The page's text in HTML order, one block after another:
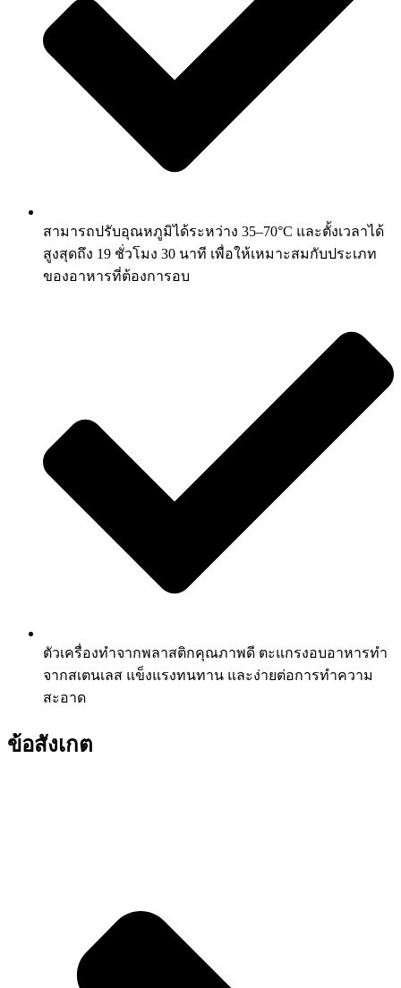
สามารถปรับอุณหภูมิได้ระหว่าง 35–70°C และตั้งเวลาได้
สูงสุดถึง 19 ชั่วโมง 30 นาที เพื่อให้เหมาะสมกับประเภท
ของอาหารที่ต้องการอบ
ตัวเครื่องทำจากพลาสติกคุณภาพดี ตะแกรงอบอาหารทำ
จากสเตนเลส แข็งแรงทนทาน และง่ายต่อการทำความ
สะอาด
ข้อสังเกต